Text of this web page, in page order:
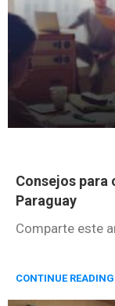
Consejos
Paraguay
Comparte este
CONTINUE READING